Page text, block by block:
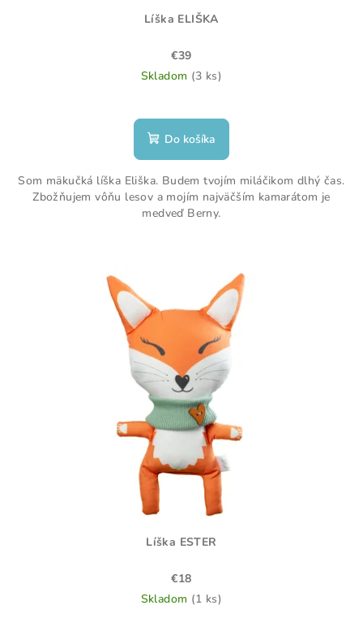
Líška ELIŠKA
€39
Skladom (3 ks)
hodnotenie
produktu
z
5
hviezdičiek.
Do košíka
Som mäkučká líška Eliška. Budem tvojím miláčikom dlhý čas.
Zbožňujem vôňu lesov a mojím najväčším kamarátom je
medveď Berny.
Líška ESTER
€18
Skladom (1 ks)